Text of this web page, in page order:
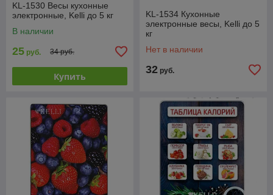
KL-1530 Весы кухонные
электронные, Kelli до 5 кг
В наличии
25 руб. 34 руб.
Купить
KL-1534 Кухонные
электронные весы, Kelli до 5
кг
Нет в наличии
32 руб.